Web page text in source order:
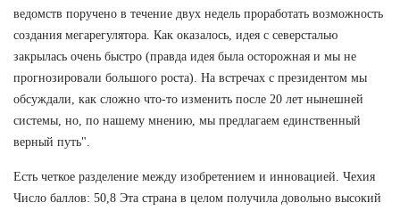
ведомств поручено в течение двух недель проработать возможность
создания мегарегулятора. Как оказалось, идея с северсталью
закрылась очень быстро (правда идея была осторожная и мы не
прогнозировали большого роста). На встречах с президентом мы
обсуждали, как сложно что-то изменить после 20 лет нынешней
системы, но, по нашему мнению, мы предлагаем единственный
верный путь".
Есть четкое разделение между изобретением и инновацией. Чехия
Число баллов: 50,8 Эта страна в целом получила довольно высокий